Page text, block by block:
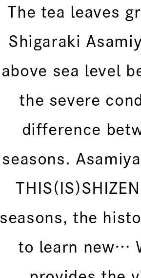
The tea leaves
Shigaraki
above sea level
the severe
difference
seasons.
seasons, the
to learn new…